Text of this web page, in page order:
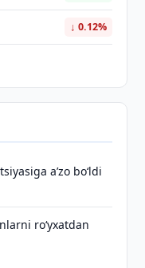
↓ 0.12%
aʼzo bo‘ldi
ro‘yxatdan